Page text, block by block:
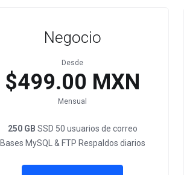
Negocio
Desde
$499.00 MXN
Mensual
250 GB SSD 50 usuarios de correo
Bases MySQL & FTP Respaldos diarios